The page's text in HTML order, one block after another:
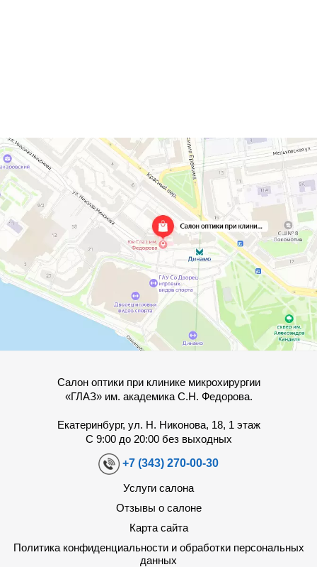
Салон оптики при клинике микрохирургии
«ГЛАЗ» им. академика С.Н. Федорова.
Екатеринбург, ул. Н. Никонова, 18, 1 этаж
С 9:00 до 20:00 без выходных
+7 (343) 270-00-30
Услуги салона
Отзывы о салоне
Карта сайта
Политика конфиденциальности и обработки персональных
данных